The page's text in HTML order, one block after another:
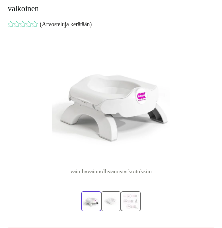
valkoinen
(Arvosteluja kerätään)
vain havainnollistamistarkoituksiin